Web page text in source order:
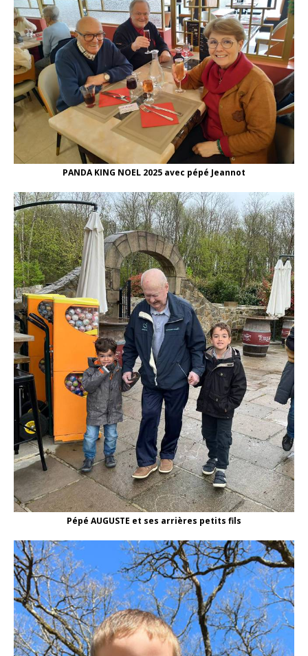
PANDA KING NOEL 2025 avec pépé Jeannot
Pépé AUGUSTE et ses arrières petits fils